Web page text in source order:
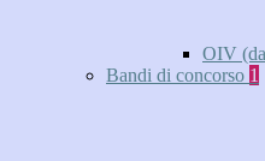
OIV
Bandi di concorso 1